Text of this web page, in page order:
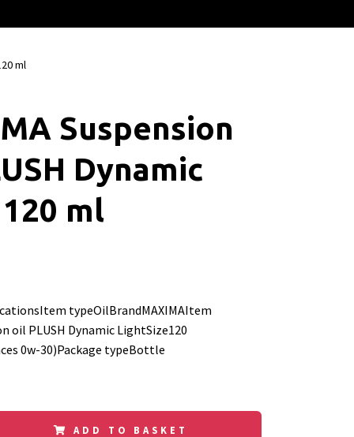
ml
Suspension
Dynamic
ml
typeOilBrandMAXIMAItem
oil PLUSH Dynamic LightSize120
0w-30)Package typeBottle
ADD TO BASKET